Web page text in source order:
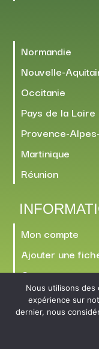
Normandie
Nouvelle-
Occitanie
Pays de la Loire
Provence-
Martinique
Réunion
Mon compte
Ajouter une
Contact
Nous utilisons des
expérience sur
dernier, nous